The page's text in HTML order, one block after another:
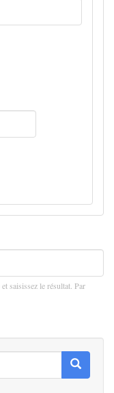
saisissez le résultat. Par